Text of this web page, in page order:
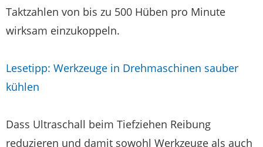
Taktzahlen von bis zu 500 Hüben pro Minute
wirksam einzukoppeln.
Lesetipp: Werkzeuge in Drehmaschinen sauber
kühlen
Dass Ultraschall beim Tiefziehen Reibung
reduzieren und damit sowohl Werkzeuge als auch